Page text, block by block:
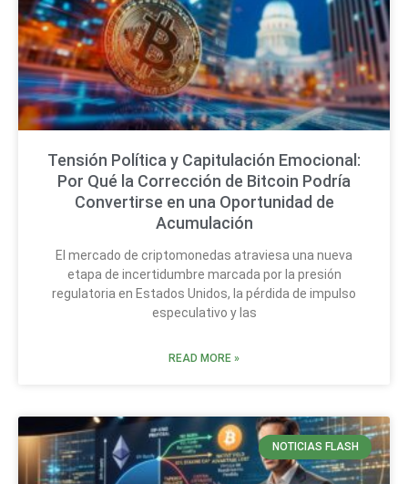
Tensión Política y Capitulación Emocional:
Por Qué la Corrección de Bitcoin Podría
Convertirse en una Oportunidad de
Acumulación
El mercado de criptomonedas atraviesa una nueva
etapa de incertidumbre marcada por la presión
regulatoria en Estados Unidos, la pérdida de impulso
especulativo y las
READ MORE »
NOTICIAS FLASH